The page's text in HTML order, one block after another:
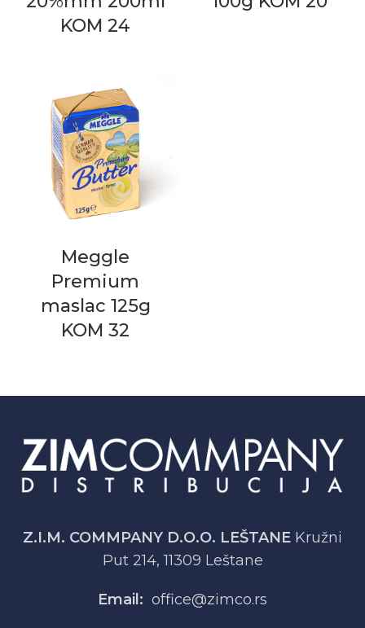
KOM 24
Meggle
Premium
maslac 125g
KOM 32
Z.I.M. COMMPANY D.O.O. LEŠTANE Kružni
Put 214, 11309 Leštane
Email: office@zimco.rs